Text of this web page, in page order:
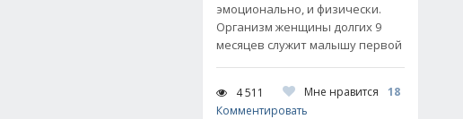
эмоционально, и физически.
Организм женщины долгих 9
месяцев служит малышу первой
4 511 Мне нравится
18
Комментировать